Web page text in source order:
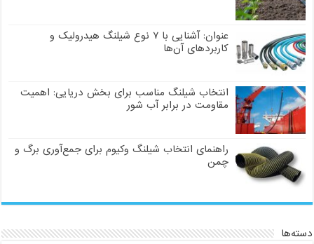
عنوان: آشنایی با ۷ نوع شیلنگ هیدرولیک و
کاربردهای آن‌ها
انتخاب شیلنگ مناسب برای بخش دریایی: اهمیت
مقاومت در برابر آب شور
راهنمای انتخاب شیلنگ وکیوم برای جمع‌آوری برگ و
چمن
دسته‌ها